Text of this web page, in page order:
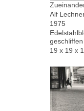
Alf
1975
geschliffen
19 x 19 x